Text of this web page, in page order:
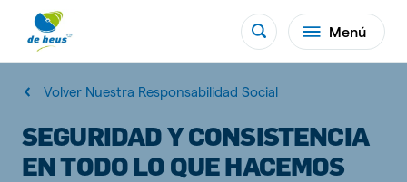
Menú
Volver Nuestra Responsabilidad Social
SEGURIDAD Y CONSISTENCIA
EN TODO LO QUE HACEMOS